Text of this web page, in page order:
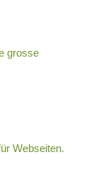
grosse
Webseiten.